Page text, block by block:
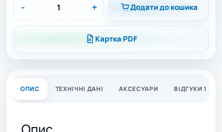
- + Додати до кошика
Картка PDF
ОПИС ТЕХНІЧНІ ДАНІ АКСЕСУАРИ ВІДГУКИ 1